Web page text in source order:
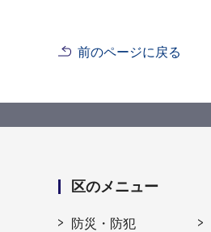
前のページに戻る
区のメニュー
防災・防犯